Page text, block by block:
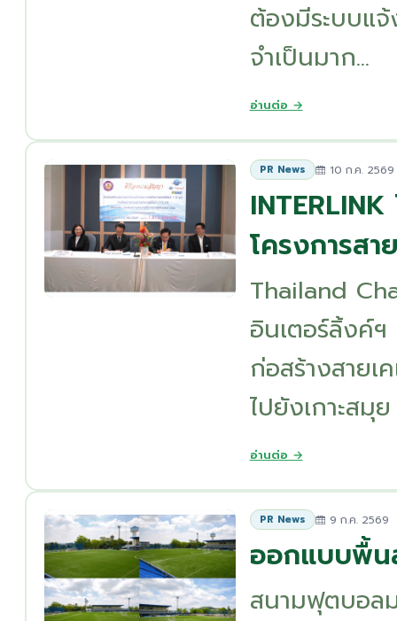
ต้องมีระบบแ
จำเป็นมาก...
อ่านต่อ →
PR News 10 ก.ค. 2569
โครงการส
Thailand
อินเตอร์ลิ้งค์
ก่อสร้างสายเ
ไปยังเกาะสมุย
อ่านต่อ →
PR News 9 ก.ค. 2569
ออกแบบพื้น
สนามฟุตบอล